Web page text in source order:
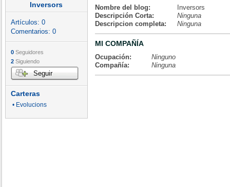
Inversors
Artículos: 0
Comentarios: 0
0 Seguidores
2 Siguiendo
Seguir
Carteras
• Evolucions
Nombre del blog:
Inversors
Descripción Corta:
Ninguna
Descripcion completa:
Ninguna
MI COMPAÑÍA
Ocupación:
Ninguno
Compañía:
Ninguna